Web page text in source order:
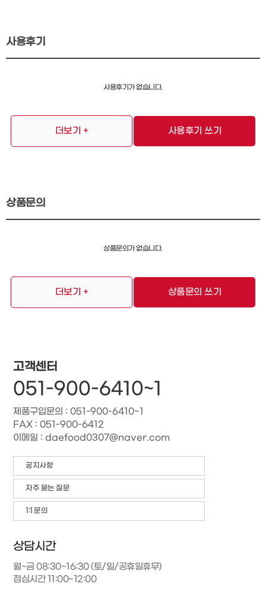
사용후기
사용후기가 없습니다.
더보기 + 사용후기 쓰기
상품문의
상품문의가 없습니다.
더보기 + 상품문의 쓰기
고객센터
051-900-6410~1
제품구입문의 : 051-900-6410~1
FAX : 051-900-6412
이메일 : daefood0307@naver.com
공지사항
자주 묻는 질문
1:1 문의
상담시간
월~금 08:30~16:30 (토/일/공휴일휴무)
점심시간 11:00~12:00